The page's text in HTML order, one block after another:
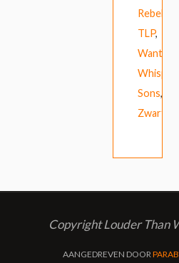
Rebellion
TLP,
Sons,
Copyright Louder Than
AANGEDREVEN DOOR